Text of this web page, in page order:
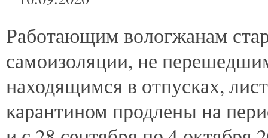
Работающим вологжанам
самоизоляции, не
находящимся в отпусках,
карантином продлены на